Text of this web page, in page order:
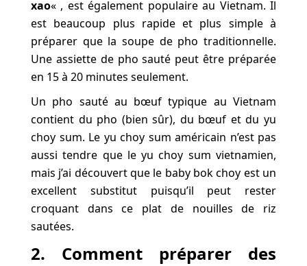
xao« , est également populaire au Vietnam. Il
est beaucoup plus rapide et plus simple à
préparer que la soupe de pho traditionnelle.
Une assiette de pho sauté peut être préparée
en 15 à 20 minutes seulement.
Un pho sauté au bœuf typique au Vietnam
contient du pho (bien sûr), du bœuf et du yu
choy sum. Le yu choy sum américain n’est pas
aussi tendre que le yu choy sum vietnamien,
mais j’ai découvert que le baby bok choy est un
excellent substitut puisqu’il peut rester
croquant dans ce plat de nouilles de riz
sautées.
2. Comment préparer des